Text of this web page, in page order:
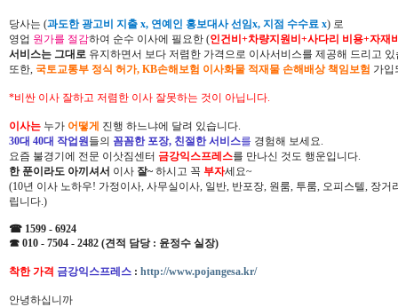
당사는 (과도한 광고비 지출 x, 연예인 홍보대사 선임x, 지점 수수료 x) 로
영업 원가를 절감하여 순수 이사에 필요한 (인건비+차량지원비+사다리 비용+자재
서비스는 그대로 유지하면서 보다 저렴한 가격으로 이사서비스를 제공해 드리고 있
또한, 국토교통부 정식 허가, KB손해보험 이사화물 적재물 손해배상 책임보험 가입
*비싼 이사 잘하고 저렴한 이사 잘못하는 것이 아닙니다.
이사는 누가 어떻게 진행 하느냐에 달려 있습니다.
30대 40대 작업원들의 꼼꼼한 포장, 친절한 서비스를 경험해 보세요.
요즘 불경기에 전문 이삿짐센터 금강익스프레스를 만나신 것도 행운입니다.
한 푼이라도 아끼셔서 이사 잘~ 하시고 꼭 부자세요~
(10년 이사 노하우! 가정이사, 사무실이사, 일반, 반포장, 원룸, 투룸, 오피스텔, 장
립니다.)
☎ 1599 - 6924
☎ 010 - 7504 - 2482 (견적 담당 : 윤정수 실장)
착한 가격 금강익스프레스 : http://www.pojangesa.kr/
안녕하십니까